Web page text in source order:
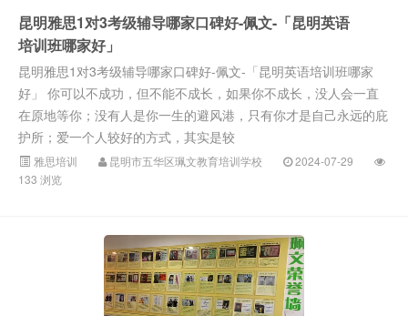
昆明雅思1对3考级辅导哪家口碑好-佩文-「昆明英语
培训班哪家好」
昆明雅思1对3考级辅导哪家口碑好-佩文-「昆明英语培训班哪家
好」 你可以不成功，但不能不成长，如果你不成长，没人会一直
在原地等你；没有人是你一生的避风港，只有你才是自己永远的庇
护所；爱一个人较好的方式，其实是较
雅思培训 昆明市五华区珮文教育培训学校
2024-07-29
133 浏览